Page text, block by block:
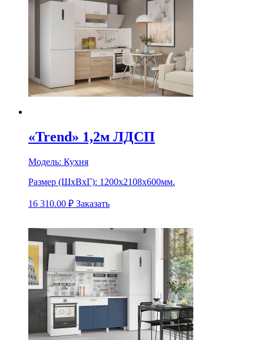
«Trend» 1,2м ЛДСП
Модель: Кухня
Размер (ШхВхГ): 1200х2108х600мм.
16 310.00 ₽ Заказать